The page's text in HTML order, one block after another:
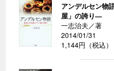
アンデルセン物
屋」の誇り―
一志治夫／著
2014/01/31
1,144円（税込）